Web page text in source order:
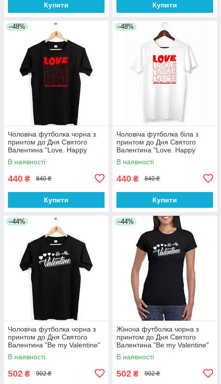
Купити Купити
–48%
Чоловіча футболка чорна з
принтом до Дня Святого
Валентина "Love. Happy
Valentine's day" Push IT
В наявності
440 ₴ 840 ₴
Купити
–48%
Чоловіча футболка біла з
принтом до Дня Святого
Валентина "Love. Happy
Valentine's day" Push IT
В наявності
440 ₴ 840 ₴
Купити
–44%
Чоловіча футболка чорна з
принтом до Дня Святого
Валентина "Be my Valentine"
Push IT
В наявності
502 ₴ 902 ₴
–44%
Жіноча футболка чорна з
принтом до Дня Святого
Валентина "Be my Valentine"
Push IT
В наявності
502 ₴ 902 ₴